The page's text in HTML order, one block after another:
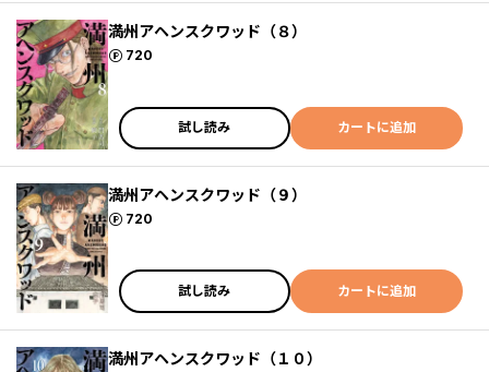
満州アヘンスクワッド（８）
720
ポイント
試し読み カートに追加
満州アヘンスクワッド（９）
720
ポイント
試し読み カートに追加
満州アヘンスクワッド（１０）